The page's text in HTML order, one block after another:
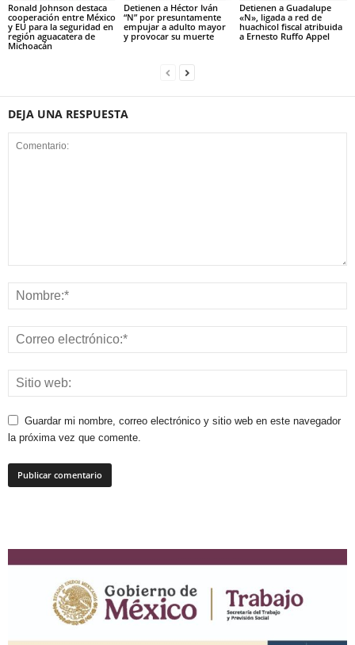
Ronald Johnson destaca
cooperación entre México
y EU para la seguridad en
región aguacatera de
Michoacán
Detienen a Héctor Iván
“N” por presuntamente
empujar a adulto mayor
y provocar su muerte
Detienen a Guadalupe
«N», ligada a red de
huachicol fiscal atribuida
a Ernesto Ruffo Appel
DEJA UNA RESPUESTA
Guardar mi nombre, correo electrónico y sitio web en este navegador
la próxima vez que comente.